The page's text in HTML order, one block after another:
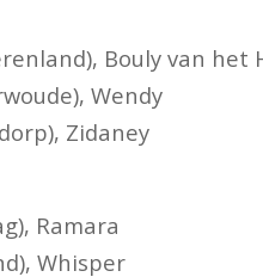
Bouly van het
Wendy
Zidaney
Ramara
Whisper